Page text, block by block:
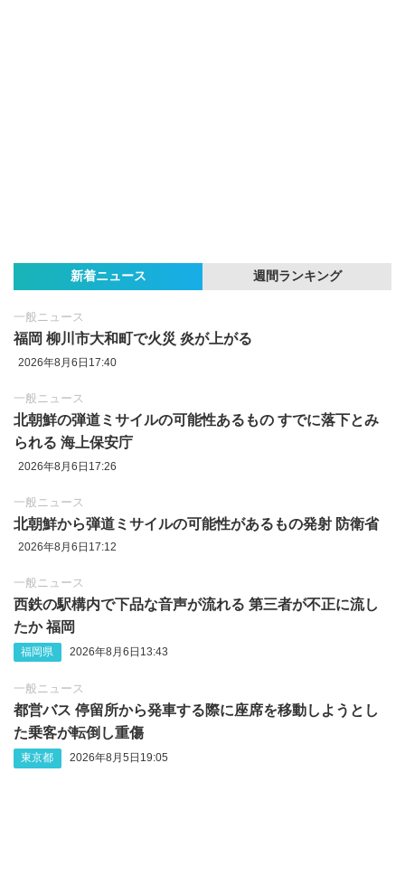
新着ニュース 週間ランキング
一般ニュース
福岡 柳川市大和町で火災 炎が上がる
2026年8月6日17:40
一般ニュース
北朝鮮の弾道ミサイルの可能性あるもの すでに落下とみ
られる 海上保安庁
2026年8月6日17:26
一般ニュース
北朝鮮から弾道ミサイルの可能性があるもの発射 防衛省
2026年8月6日17:12
一般ニュース
西鉄の駅構内で下品な音声が流れる 第三者が不正に流し
たか 福岡
福岡県 2026年8月6日13:43
一般ニュース
都営バス 停留所から発車する際に座席を移動しようとし
た乗客が転倒し重傷
東京都 2026年8月5日19:05